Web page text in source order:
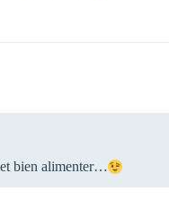
et bien alimenter…